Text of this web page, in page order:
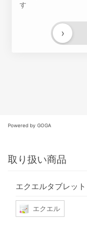
す
›
Powered by GOGA
取り扱い商品
エクエルタブレット
エクエル